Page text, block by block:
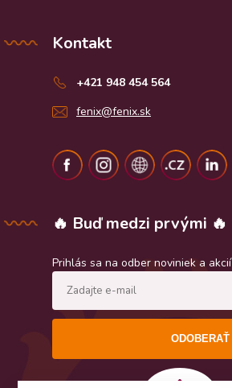
Kontakt
+421 948 454 564
fenix@fenix.sk
🔥 Buď medzi prvými 🔥
Prihlás sa na odber noviniek a akcií
ODOBERAŤ